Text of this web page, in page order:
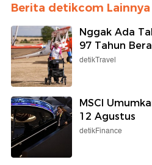
Berita detikcom Lainnya
Nggak Ada
97 Tahun
detikTravel
MSCI
12 Agustus
detikFinance